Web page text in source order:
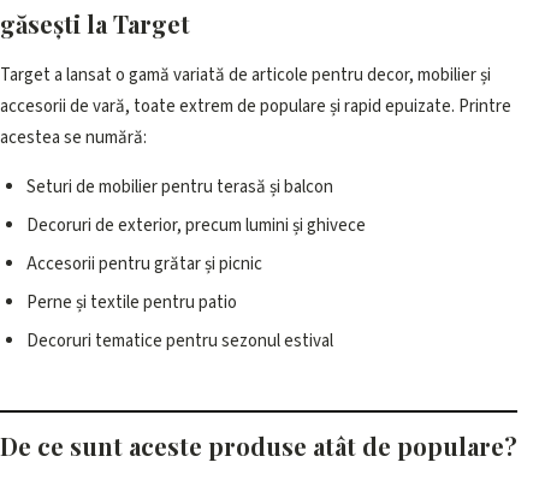
găsești la Target
Target a lansat o gamă variată de articole pentru decor, mobilier și
accesorii de vară, toate extrem de populare și rapid epuizate. Printre
acestea se numără:
Seturi de mobilier pentru terasă și balcon
Decoruri de exterior, precum lumini și ghivece
Accesorii pentru grătar și picnic
Perne și textile pentru patio
Decoruri tematice pentru sezonul estival
De ce sunt aceste produse atât de populare?